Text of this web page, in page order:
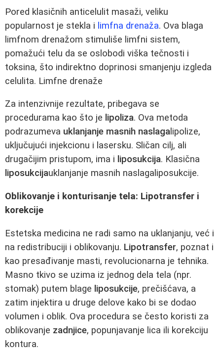
Pored klasičnih anticelulit masaži, veliku
popularnost je stekla i limfna drenaža. Ova blaga
limfnom drenažom stimuliše limfni sistem,
pomažući telu da se oslobodi viška tečnosti i
toksina, što indirektno doprinosi smanjenju izgleda
celulita. Limfne drenaže
Za intenzivnije rezultate, pribegava se
procedurama kao što je lipoliza. Ova metoda
podrazumeva uklanjanje masnih naslaga lipolize,
uključujući injekcionu i lasersku. Sličan cilj, ali
drugačijim pristupom, ima i liposukcija. Klasična
liposukcijauklanjanje masnih naslagaliposukcije.
Oblikovanje i konturisanje tela: Lipotransfer i
korekcije
Estetska medicina ne radi samo na uklanjanju, već i
na redistribuciji i oblikovanju. Lipotransfer, poznat i
kao presađivanje masti, revolucionarna je tehnika.
Masno tkivo se uzima iz jednog dela tela (npr.
stomak) putem blage liposukcije, prečišćava, a
zatim injektira u druge delove kako bi se dodao
volumen i oblik. Ova procedura se često koristi za
oblikovanje zadnjice, popunjavanje lica ili korekciju
kontura.